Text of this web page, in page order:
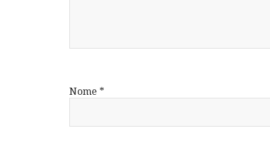
Nome *